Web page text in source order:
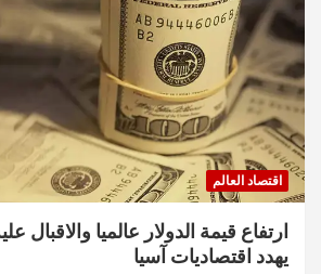
اقتصاد العالم
ارتفاع قيمة الدولار عالميا
يهدد اقتصاديات آسيا